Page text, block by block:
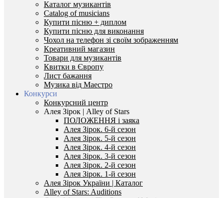
Каталог музикантів
Catalog of musicians
Купити пісню + диплом
Купити пісню для виконання
Чохол на телефон зі своїм зображенням
Креативний магазин
Товари для музикантів
Квитки в Європу
Лист бажання
Музика від Маестро
Конкурси
Конкурсний центр
Алея Зірок | Alley of Stars
ПОЛОЖЕННЯ і заяка
Алея Зірок. 6-й сезон
Алея Зірок. 5-й сезон
Алея Зірок. 4-й сезон
Алея Зірок. 3-й сезон
Алея Зірок. 2-й сезон
Алея Зірок. 1-й сезон
Алея Зірок України | Каталог
Alley of Stars: Auditions